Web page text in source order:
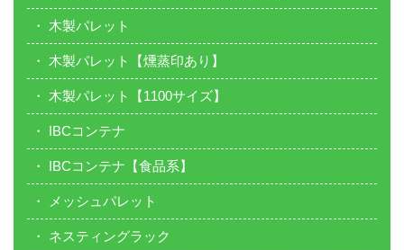
木製パレット
木製パレット【燻蒸印あり】
木製パレット【1100サイズ】
IBCコンテナ
IBCコンテナ【食品系】
メッシュパレット
ネスティングラック